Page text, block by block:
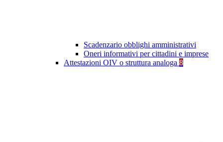
Scadenzario obblighi amministrativi
Oneri informativi per cittadini e imprese
Attestazioni OIV o struttura analoga 8